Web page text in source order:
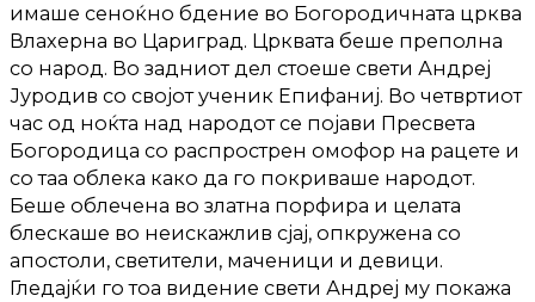
имаше сеноќно бдение во Богородичната црква
Влахерна во Цариград. Црквата беше преполна
со народ. Во задниот дел стоеше свети Андреј
Јуродив со својот ученик Епифаниј. Во четвртиот
час од ноќта над народот се појави Пресвета
Богородица со распрострен омофор на рацете и
со таа облека како да го покриваше народот.
Беше облечена во златна порфира и целата
блескаше во неискажлив сјај, опкружена со
апостоли, светители, маченици и девици.
Гледајќи го тоа видение свети Андреј му покажа